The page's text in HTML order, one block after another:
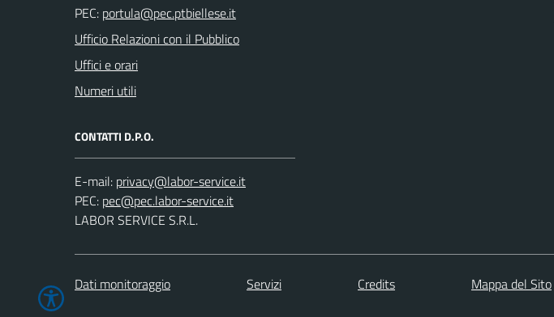
PEC:
Ufficio Relazioni con il Pubblico
Uffici e orari
Numeri utili
CONTATTI D.P.O.
E-mail:
PEC:
LABOR SERVICE S.R.L.
Dati monitoraggio Servizi Credits Mappa del Sito